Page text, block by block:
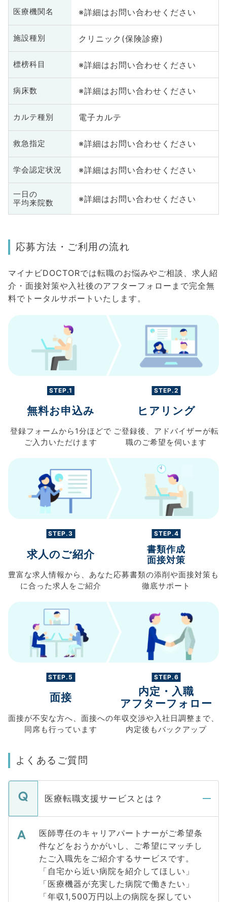
医療機関名 ※詳細はお問い合わせください
施設種別 クリニック(保険診療)
標榜科目 ※詳細はお問い合わせください
病床数 ※詳細はお問い合わせください
カルテ種別 電子カルテ
救急指定 ※詳細はお問い合わせください
学会認定状況 ※詳細はお問い合わせください
一日の
平均来院数
※詳細はお問い合わせください
応募方法・ご利用の流れ
マイナビDOCTORでは転職のお悩みやご相談、求人紹
介・面接対策や入社後のアフターフォローまで完全無
料でトータルサポートいたします。
STEP.1
無料お申込み
登録フォームから 1分ほどで
ご入力 いただけます
STEP.2
ヒアリング
ご登録後、 アドバイザーが転
職のご希望を伺います
STEP.3
求人のご紹介
豊富な求人情報から、 あなた
に合った求人を ご紹介
STEP.4
書類作成
面接対策
応募書類の添削や面接対策も
徹底サポート
STEP.5
面接
面接が不安な方へ、 面接への
同席も行っています
STEP.6
内定・入職
アフターフォロー
年収交渉や 入社日調整まで、
内定後もバックアップ
よくあるご質問
医療転職支援サービスとは？
医師専任のキャリアパートナーがご希望条
件などをおうかがいし、ご希望にマッチし
たご入職先をご紹介するサービスです。
「自宅から近い病院を紹介してほしい」
「医療機器が充実した病院で働きたい」
「年収1,500万円以上の病院を探してい